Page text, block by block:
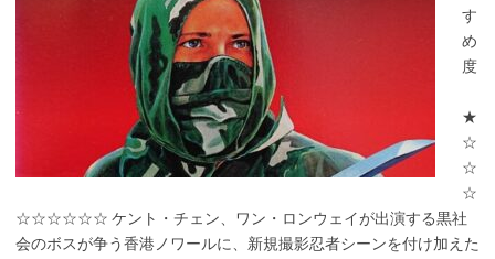
す
め
度
★
☆
☆
☆
☆☆☆☆☆☆ ケント・チェン、ワン・ロンウェイが出演する黒社
会のボスが争う香港ノワールに、新規撮影忍者シーンを付け加えた